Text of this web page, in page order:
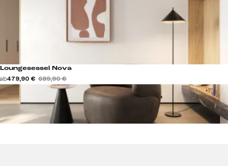
Loungesessel Nova
ab479,90 € 689,90 €